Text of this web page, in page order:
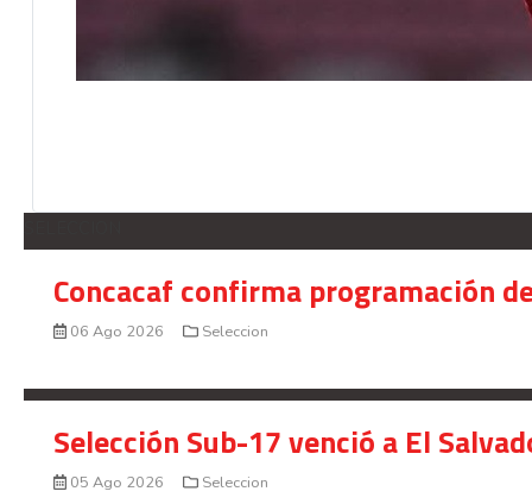
Concacaf confirma programación
06 Ago 2026 Seleccion
Selección Sub-17 venció a El
05 Ago 2026 Seleccion